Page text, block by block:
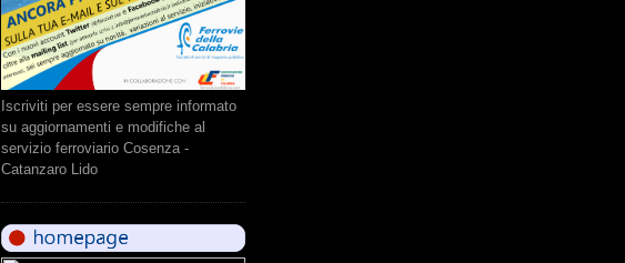
Iscriviti per essere sempre informato
su aggiornamenti e modifiche al
servizio ferroviario Cosenza -
Catanzaro Lido